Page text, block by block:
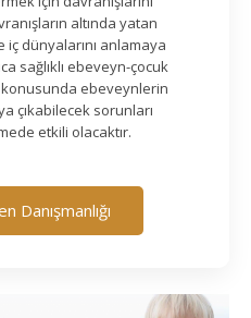
altında yatan
dünyalarını anlamaya
sağlıklı ebeveyn-çocuk
ebeveynlerin
çıkabilecek sorunları
etkili olacaktır.
Danışmanlığı